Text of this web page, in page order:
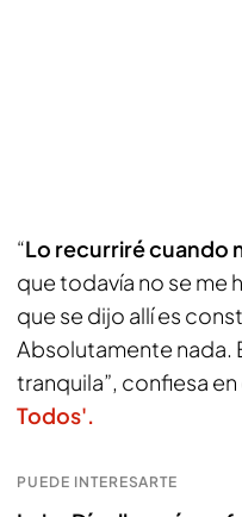
“Lo recurriré cuando
que todavía no se me
que se dijo allí es
Absolutamente nada.
tranquila”, confiesa en
Todos'.
PUEDE INTERESARTE